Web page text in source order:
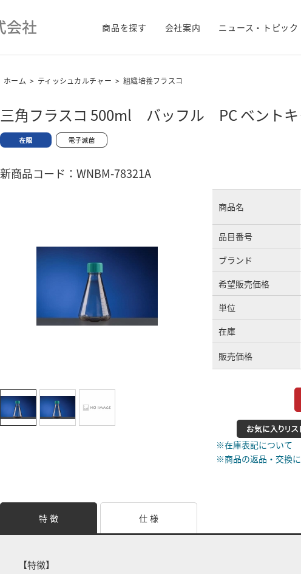
商品を探す 会社案内 ニュース・トピック
ホーム > ティッシュカルチャー > 組織培養フラスコ
三角フラスコ 500ml バッフル PC ベント
新商品コード：WNBM-78321A
商品名
品目番号
ブランド
希望販売価格
単位
在庫
販売価格
※在庫表記について
※商品の返品・交換
特 徴 仕 様
【特徴】